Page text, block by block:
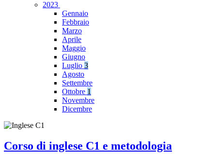
2023
Gennaio
Febbraio
Marzo
Aprile
Maggio
Giugno
Luglio 3
Agosto
Settembre
Ottobre 1
Novembre
Dicembre
Corso di inglese C1 e metodologia